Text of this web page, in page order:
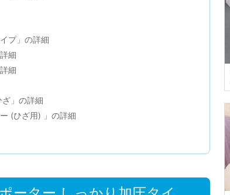
プ」の詳細
細
細
」の詳細
(ひざ用) 」の詳細